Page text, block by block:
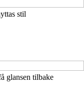
stil
glansen tilbake